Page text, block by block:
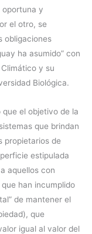
y
el otro, se
obligaciones
ha asumido” con
y su
Biológica.
que el objetivo de la
que brindan
propietarios de
estipulada
aquellos con
han incumplido
de mantener el
que
igual al valor del